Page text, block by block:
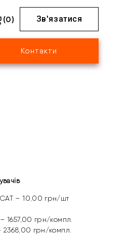
(0) Зв'язатися
Контакти
– 10,00 грн/шт
1657,00 грн/компл.
2368,00 грн/компл.